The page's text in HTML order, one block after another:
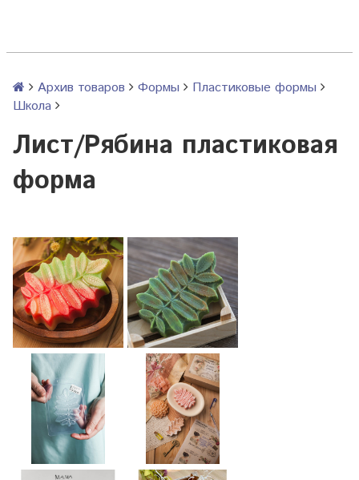
Архив товаров Формы
Пластиковые формы
Школа
Лист/Рябина пластиковая
форма